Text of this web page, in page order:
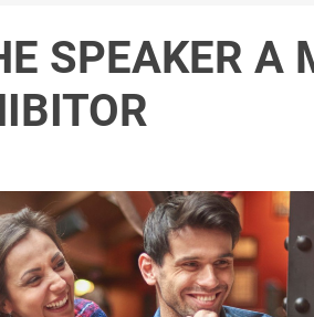
SPEAKER A